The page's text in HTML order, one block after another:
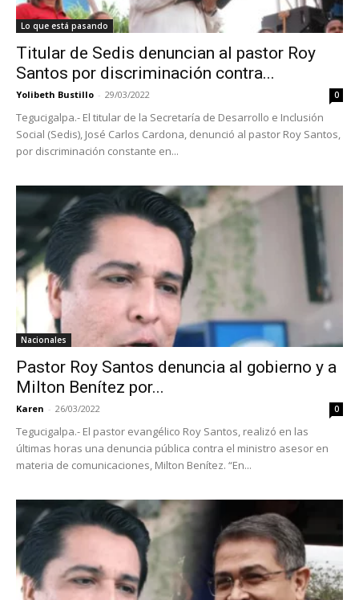
Lo que está pasando
Titular de Sedis denuncian al pastor Roy
Santos por discriminación contra...
Yolibeth Bustillo - 29/03/2022 0
Tegucigalpa.- El titular de la Secretaría de Desarrollo e Inclusión
Social (Sedis), José Carlos Cardona, denunció al pastor Roy Santos,
por discriminación constante en...
Nacionales
Pastor Roy Santos denuncia al gobierno y a
Milton Benítez por...
Karen - 26/03/2022 0
Tegucigalpa.- El pastor evangélico Roy Santos, realizó en las
últimas horas una denuncia pública contra el ministro asesor en
materia de comunicaciones, Milton Benítez. “En...